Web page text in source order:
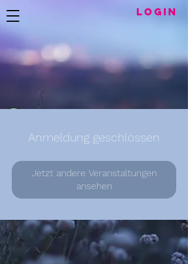
LogIN
Anmeldung geschlossen
Jetzt andere Veranstaltungen
ansehen